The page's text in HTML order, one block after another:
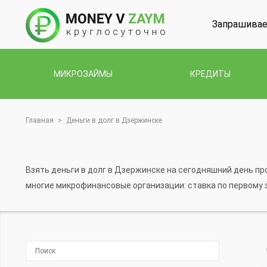
МИКРОЗАЙМЫ КРЕДИТЫ
Главная > Деньги в долг в Дзержинске
Взять деньги в долг в Дзержинске на сегодняшний день
многие микрофинансовые организации: ставка по первому